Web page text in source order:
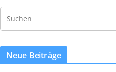
Neue Beiträge